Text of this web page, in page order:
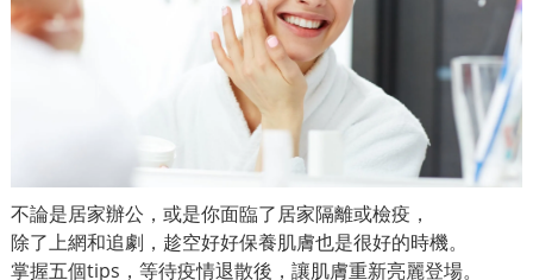
不論是居家辦公，或是你面臨了居家隔離或檢疫，
除了上網和追劇， 趁空好好保養肌膚也是很好的時機。
掌握五個tips， 等待疫情退散後，讓肌膚重新亮麗登場。